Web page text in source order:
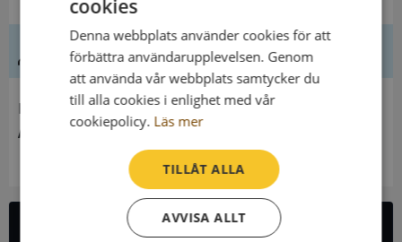
Ledning
Innehavare
Åtvids församling
cookies
Denna webbplats använder cookies för att
förbättra användarupplevelsen. Genom
att använda vår webbplats samtycker du
till alla cookies i enlighet med vår
cookiepolicy. Läs mer
TILLÅT ALLA
AVVISA ALLT